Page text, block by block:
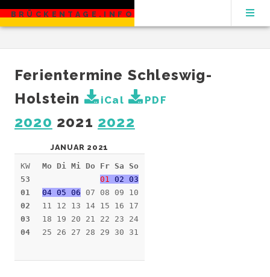
BRÜCKENTAGE.INFO
Ferientermine Schleswig-
Holstein
iCal PDF
2020 2021 2022
JANUAR 2021
KW
53
01
02
03
04
Mo Di Mi Do Fr Sa So
01 02 03
04 05 06 07 08 09 10
11 12 13 14 15 16 17
18 19 20 21 22 23 24
25 26 27 28 29 30 31